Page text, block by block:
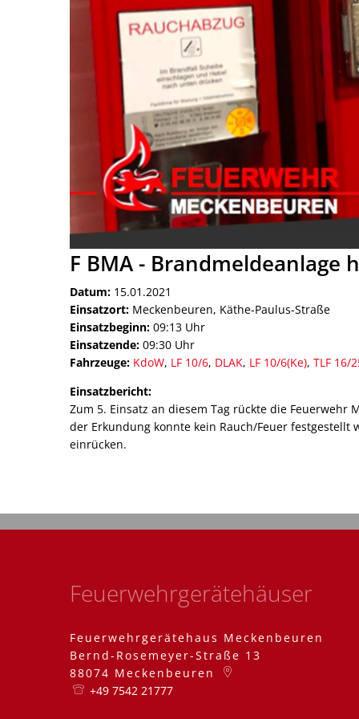
F BMA - Brandmeldeanlage
Datum: 15.01.2021
Einsatzort: Meckenbeuren, Käthe-Paulus-Straße
Einsatzbeginn: 09:13 Uhr
Einsatzende: 09:30 Uhr
Fahrzeuge: KdoW, LF 10/6, DLAK, LF 10/6(Ke), TLF 16/
Einsatzbericht:
Zum 5. Einsatz an diesem Tag rückte die
der Erkundung konnte kein Rauch/Feuer
einrücken.
Feuerwehrgerätehäuser
Feuerwehrgerätehaus Meckenbeuren
Bernd-Rosemeyer-Straße 13
88074 Meckenbeuren
+49 7542 21777